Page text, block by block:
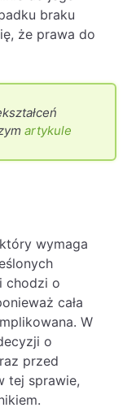
braku
że prawa do
artykule
wymaga
chodzi o
cała
W
o
przed
tej sprawie,